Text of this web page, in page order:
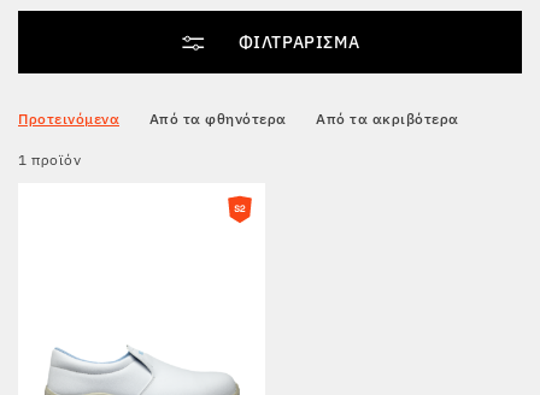
ΚΑΤΆΣΤΗΜΑ ΜΕ ΜΠΙΣΤΡΌ
ΦΙΛΤΡΆΡΙΣΜΑ
1 προϊόν
Προτεινόμενα Από τα φθηνότερα Από τα ακριβότερα